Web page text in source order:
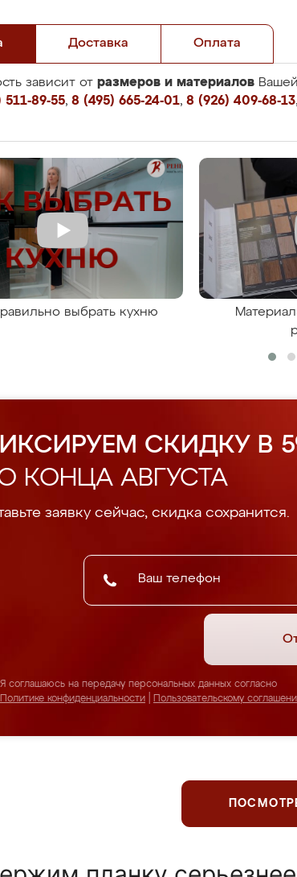
Доставка Оплата
зависит от размеров и материалов
89-55, 8 (495) 665-24-01, 8 (926) 409-68-13
выбрать кухню
СКИДКУ В
КОНЦА АВГУСТА
заявку сейчас, скидка сохранится.
Я соглашаюсь на передачу персональных данных согласно
Политике конфиденциальности
Пользовательскому